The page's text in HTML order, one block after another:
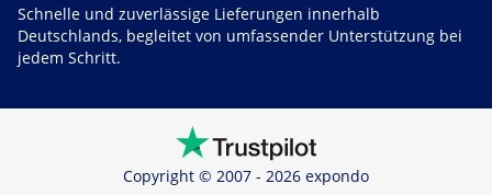
Schnelle und zuverlässige Lieferungen innerhalb
Deutschlands, begleitet von umfassender Unterstützung bei
jedem Schritt.
Copyright © 2007 - 2026 expondo